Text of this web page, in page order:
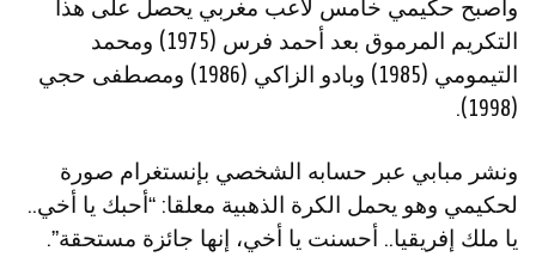
التكريم المرموق بعد أحمد فرس (1975) ومحمد
التيمومي (1985) وبادو الزاكي (1986) ومصطفى حجي
(1998).
ونشر مبابي عبر حسابه الشخصي بإنستغرام صورة
لحكيمي وهو يحمل الكرة الذهبية معلقا: “أحبك يا أخي..
يا ملك إفريقيا.. أحسنت يا أخي، إنها جائزة مستحقة”.